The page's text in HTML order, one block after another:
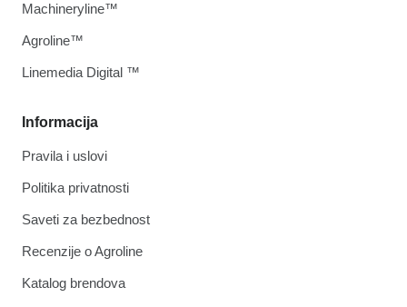
Informacija
Pravila i uslovi
Politika privatnosti
Saveti za bezbednost
Recenzije o Agroline
Katalog brendova
Machineryline™
Agroline™
Linemedia Digital ™